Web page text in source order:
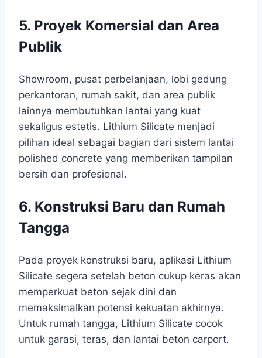
5. Proyek Komersial dan Area
Publik
Showroom, pusat perbelanjaan, lobi gedung
perkantoran, rumah sakit, dan area publik
lainnya membutuhkan lantai yang kuat
sekaligus estetis. Lithium Silicate menjadi
pilihan ideal sebagai bagian dari sistem lantai
polished concrete yang memberikan tampilan
bersih dan profesional.
6. Konstruksi Baru dan Rumah
Tangga
Pada proyek konstruksi baru, aplikasi Lithium
Silicate segera setelah beton cukup keras akan
memperkuat beton sejak dini dan
memaksimalkan potensi kekuatan akhirnya.
Untuk rumah tangga, Lithium Silicate cocok
untuk garasi, teras, dan lantai beton carport.